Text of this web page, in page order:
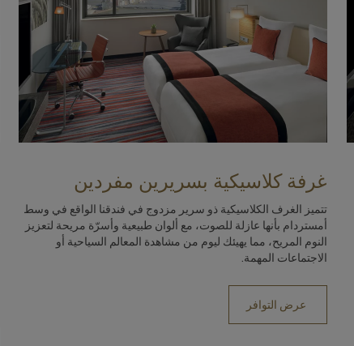
غرفة كلاسيكية بسريرين مفردين
تتميز الغرف الكلاسيكية ذو سرير مزدوج في فندقنا الواقع في وسط
أمستردام بأنها عازلة للصوت، مع ألوان طبيعية وأسرّة مريحة لتعزيز
النوم المريح، مما يهيئك ليوم من مشاهدة المعالم السياحية أو
الاجتماعات المهمة.
عرض التوافر